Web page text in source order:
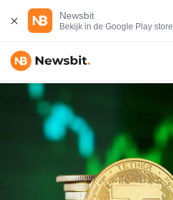
Newsbit
Bekijk in de Google Play store